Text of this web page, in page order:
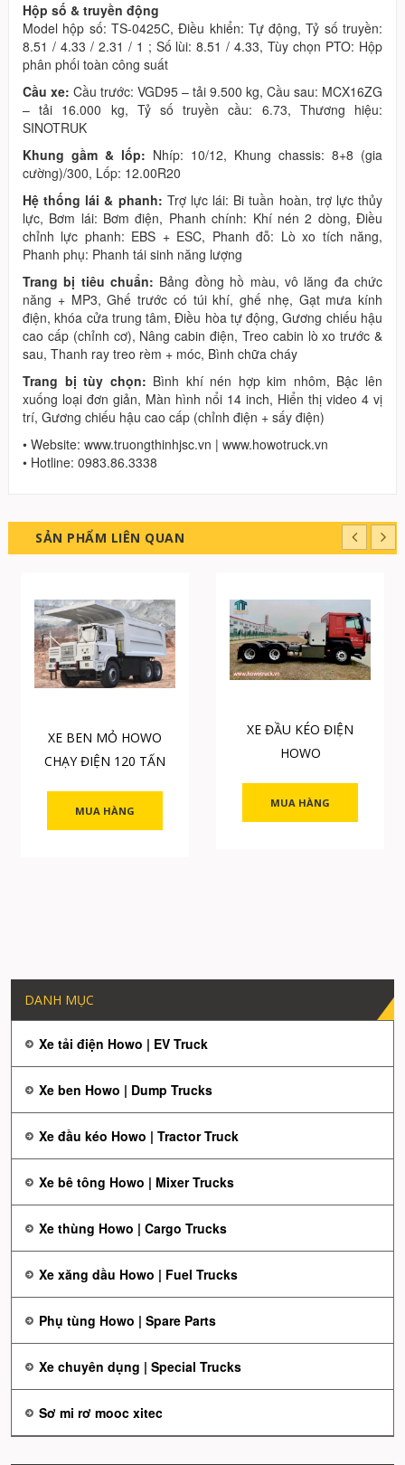
Hộp số & truyền động
Model hộp số: TS-0425C, Điều khiển: Tự động, Tỷ số truyền:
8.51 / 4.33 / 2.31 / 1 ; Số lùi: 8.51 / 4.33, Tùy chọn PTO: Hộp
phân phối toàn công suất
Cầu xe: Cầu trước: VGD95 – tải 9.500 kg, Cầu sau: MCX16ZG
– tải 16.000 kg, Tỷ số truyền cầu: 6.73, Thương hiệu:
SINOTRUK
Khung gầm & lốp: Nhíp: 10/12, Khung chassis: 8+8 (gia
cường)/300, Lốp: 12.00R20
Hệ thống lái & phanh: Trợ lực lái: Bi tuần hoàn, trợ lực thủy
lực, Bơm lái: Bơm điện, Phanh chính: Khí nén 2 dòng, Điều
chỉnh lực phanh: EBS + ESC, Phanh đỗ: Lò xo tích năng,
Phanh phụ: Phanh tái sinh năng lượng
Trang bị tiêu chuẩn: Bảng đồng hồ màu, vô lăng đa chức
năng + MP3, Ghế trước có túi khí, ghế nhẹ, Gạt mưa kính
điện, khóa cửa trung tâm, Điều hòa tự động, Gương chiếu hậu
cao cấp (chỉnh cơ), Nâng cabin điện, Treo cabin lò xo trước &
sau, Thanh ray treo rèm + móc, Bình chữa cháy
Trang bị tùy chọn: Bình khí nén hợp kim nhôm, Bậc lên
xuống loại đơn giản, Màn hình nổi 14 inch, Hiển thị video 4 vị
trí, Gương chiếu hậu cao cấp (chỉnh điện + sấy điện)
• Website: www.truongthinhjsc.vn | www.howotruck.vn
• Hotline: 0983.86.3338
SẢN PHẨM LIÊN QUAN
XE BEN MỎ HOWO
CHẠY ĐIỆN 120 TẤN
MUA HÀNG
XE ĐẦU KÉO ĐIỆN
HOWO
MUA HÀNG
DANH MỤC
Xe tải điện Howo | EV Truck
Xe ben Howo | Dump Trucks
Xe đầu kéo Howo | Tractor Truck
Xe bê tông Howo | Mixer Trucks
Xe thùng Howo | Cargo Trucks
Xe xăng dầu Howo | Fuel Trucks
Phụ tùng Howo | Spare Parts
Xe chuyên dụng | Special Trucks
Sơ mi rơ mooc xitec